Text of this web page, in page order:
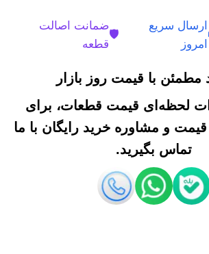
ارسال سریع
امروز
🛡️
ضمانت اصالت
قطعه
مطمئن با قیمت روز بازار
لحظه‌ای قیمت قطعات، برای
و مشاوره خرید رایگان با ما
تماس بگیرید.